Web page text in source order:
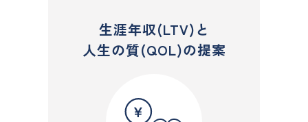
生涯年収(LTV)と
人生の質(QOL)の提案